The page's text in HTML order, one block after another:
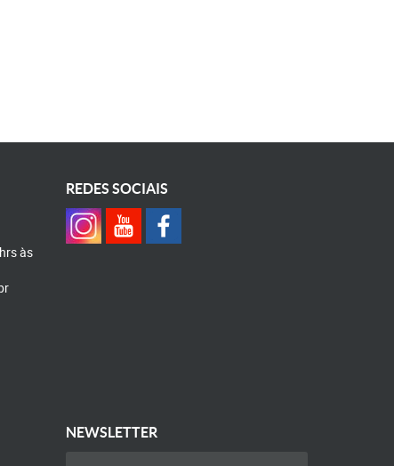
às
REDES SOCIAIS
NEWSLETTER